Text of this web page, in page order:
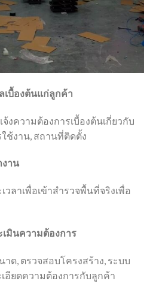
บื้องต้นแก่ลูกค้า
งความต้องการเบื้องต้นเกี่ยวกับ
ใช้งาน, สถานที่ติดตั้ง
งาน
ลาเพื่อเข้าสำรวจพื้นที่จริงเพื่อ
เมินความต้องการ
ด, ตรวจสอบโครงสร้าง, ระบบ
อียดความต้องการกับลูกค้า